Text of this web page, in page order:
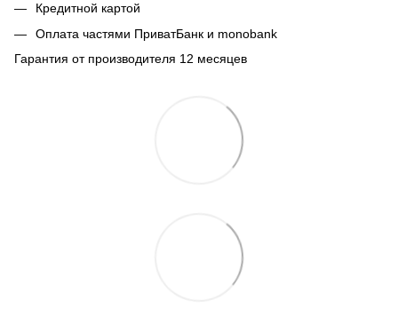
Кредитной картой
Оплата частями ПриватБанк и monobank
Гарантия от производителя 12 месяцев